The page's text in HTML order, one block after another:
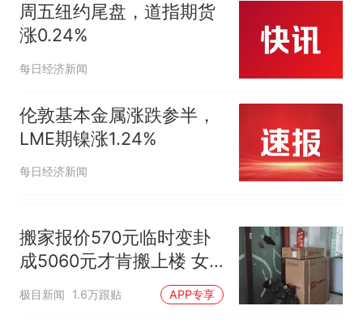
周五纽约尾盘，道指期货
涨0.24%
每日经济新闻
伦敦基本金属涨跌参半，
LME期镍涨1.24%
每日经济新闻
搬家报价570元临时变卦
成5060元才肯搬上楼 女
子傻眼
极目新闻 1.6万跟贴 APP专享